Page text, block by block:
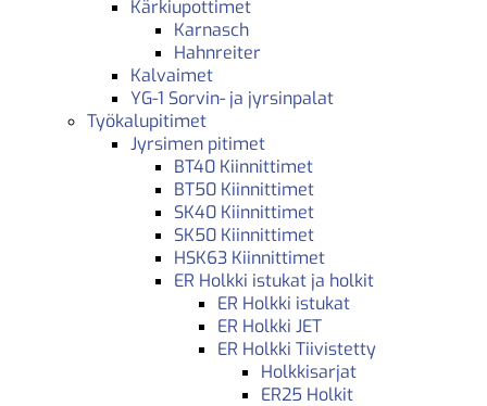
Kärkiupottimet
Karnasch
Hahnreiter
Kalvaimet
YG-1 Sorvin- ja jyrsinpalat
Työkalupitimet
Jyrsimen pitimet
BT40 Kiinnittimet
BT50 Kiinnittimet
SK40 Kiinnittimet
SK50 Kiinnittimet
HSK63 Kiinnittimet
ER Holkki istukat ja holkit
ER Holkki istukat
ER Holkki JET
ER Holkki Tiivistetty
Holkkisarjat
ER25 Holkit